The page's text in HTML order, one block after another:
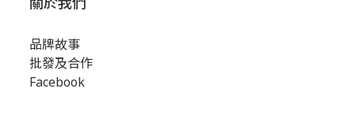
品牌故事
批發及合作
Facebook